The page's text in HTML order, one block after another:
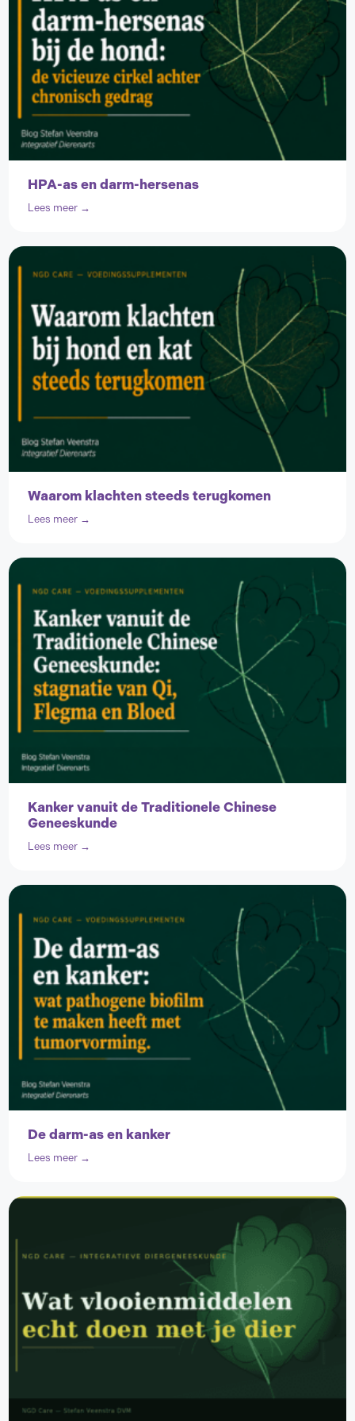
HPA-as en darm-hersenas
Lees meer →
Waarom klachten steeds terugkomen
Lees meer →
Kanker vanuit de Traditionele Chinese
Geneeskunde
Lees meer →
De darm-as en kanker
Lees meer →